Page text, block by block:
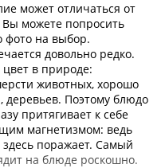
может отличаться от
можете попросить
фото на выбор.
довольно редко.
в природе:
животных, хорошо
деревьев. Поэтому блюдо
притягивает к себе
магнетизмом: ведь
поражает. Самый
на блюде роскошно.